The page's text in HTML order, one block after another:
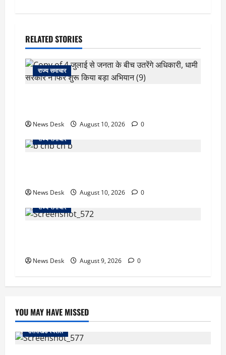
RELATED STORIES
राज्य समाचार
News Desk August 10, 2026
0
राज्य समाचार
News Desk August 10, 2026
0
राज्य समाचार
News Desk August 9, 2026 0
YOU MAY HAVE MISSED
उत्तराखंड स्पेशल